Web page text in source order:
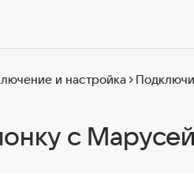
и настройка
с